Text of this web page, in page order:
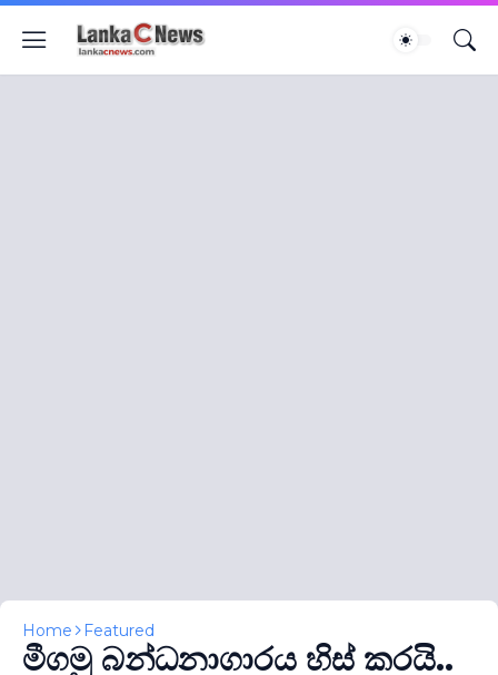
Home Featured
මීගමු බන්ධනාගාරය හිස් කරයි..